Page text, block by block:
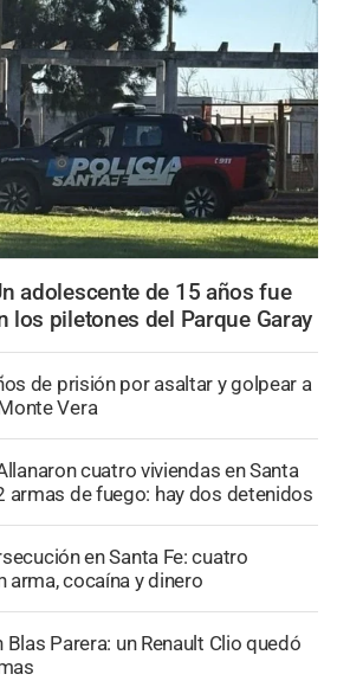
adolescente de 15 años fue
los piletones del Parque Garay
de prisión por asaltar y golpear a
Vera
cuatro viviendas en Santa
armas de fuego: hay dos detenidos
en Santa Fe: cuatro
arma, cocaína y dinero
Blas Parera: un Renault Clio quedó